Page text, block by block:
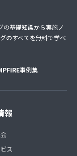
の基礎知識から実施ノ
のすべてを無料で学べ
事例集
報
ス